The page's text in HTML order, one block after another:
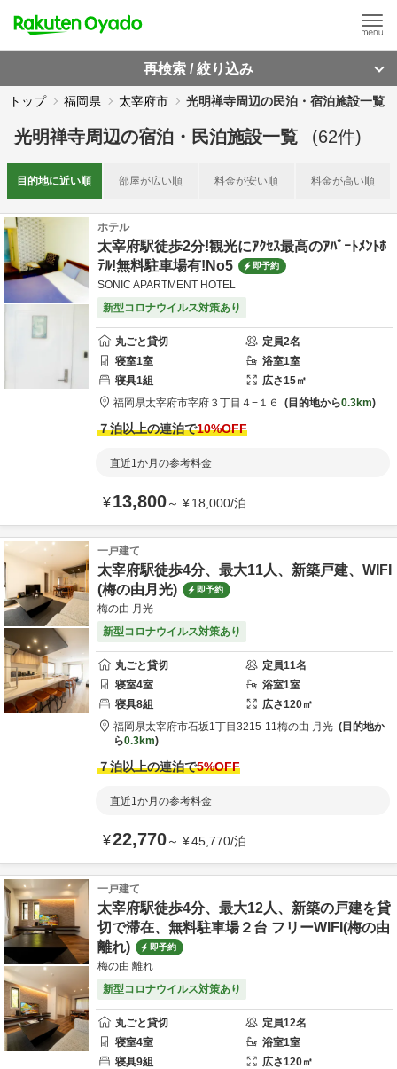
再検索 / 絞り込み
トップ 福岡県 太宰府市 光明禅寺周辺の民泊・宿泊施設一覧
光明禅寺周辺の宿泊・民泊施設一覧 (62件)
目的地に近い順 部屋が広い順 料金が安い順 料金が高い順
ホテル
太宰府駅徒歩2分!観光にｱｸｾｽ最高のｱﾊﾟｰﾄﾒﾝﾄﾎ
ﾃﾙ!無料駐車場有!No5
即予約
SONIC APARTMENT HOTEL
新型コロナウイルス対策あり
丸ごと貸切 定員2名
寝室1室 浴室1室
寝具1組 広さ15㎡
福岡県太宰府市宰府３丁目４−１６ 目的地から0.3km
７泊以上の連泊で10%OFF
直近1か月の参考料金
¥13,800～ ¥18,000/泊
一戸建て
太宰府駅徒歩4分、最大11人、新築戸建、WIFI
(梅の由月光)
即予約
梅の由 月光
新型コロナウイルス対策あり
丸ごと貸切 定員11名
寝室4室 浴室1室
寝具8組 広さ120㎡
福岡県太宰府市石坂1丁目3215-11梅の由 月光
目的地か
ら0.3km
７泊以上の連泊で5%OFF
直近1か月の参考料金
¥22,770～ ¥45,770/泊
一戸建て
太宰府駅徒歩4分、最大12人、新築の戸建を貸
切で滞在、無料駐車場２台 フリーWIFI(梅の由
離れ)
即予約
梅の由 離れ
新型コロナウイルス対策あり
丸ごと貸切 定員12名
寝室4室 浴室1室
寝具9組 広さ120㎡